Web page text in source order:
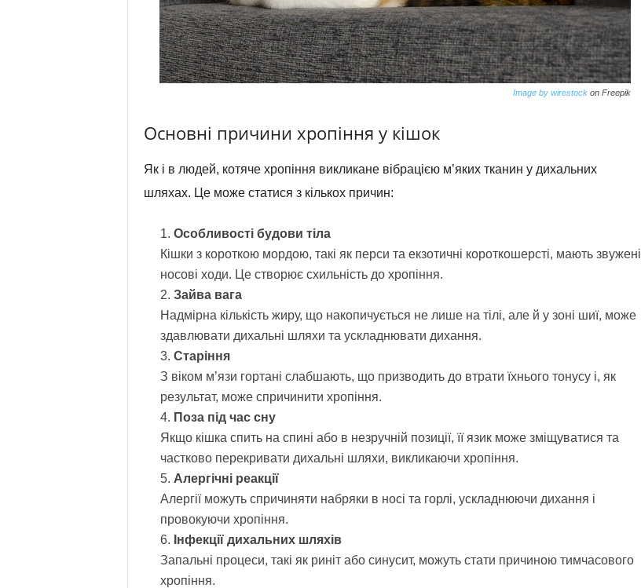
Image by wirestockon Freepik
Основні причини хропіння у кішок
Як і в людей, котяче хропіння викликане вібрацією м’яких тканин у дихальних
шляхах. Це може статися з кількох причин:
Особливості будови тіла
Кішки з короткою мордою, такі як перси та екзотичні короткошерсті, мають звужені
носові ходи. Це створює схильність до хропіння.
Зайва вага
Надмірна кількість жиру, що накопичується не лише на тілі, але й у зоні шиї, може
здавлювати дихальні шляхи та ускладнювати дихання.
Старіння
З віком м’язи гортані слабшають, що призводить до втрати їхнього тонусу і, як
результат, може спричинити хропіння.
Поза під час сну
Якщо кішка спить на спині або в незручній позиції, її язик може зміщуватися та
частково перекривати дихальні шляхи, викликаючи хропіння.
Алергічні реакції
Алергії можуть спричиняти набряки в носі та горлі, ускладнюючи дихання і
провокуючи хропіння.
Інфекції дихальних шляхів
Запальні процеси, такі як риніт або синусит, можуть стати причиною тимчасового
хропіння.